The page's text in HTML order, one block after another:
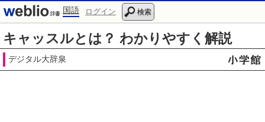
国語 ログイン 検索
キャッスルとは？ わかりやすく解説
デジタル大辞泉